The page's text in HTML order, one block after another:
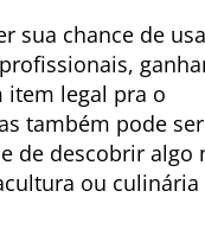
sua chance de
item legal pra o
também pode
de descobrir algo
ou culinária